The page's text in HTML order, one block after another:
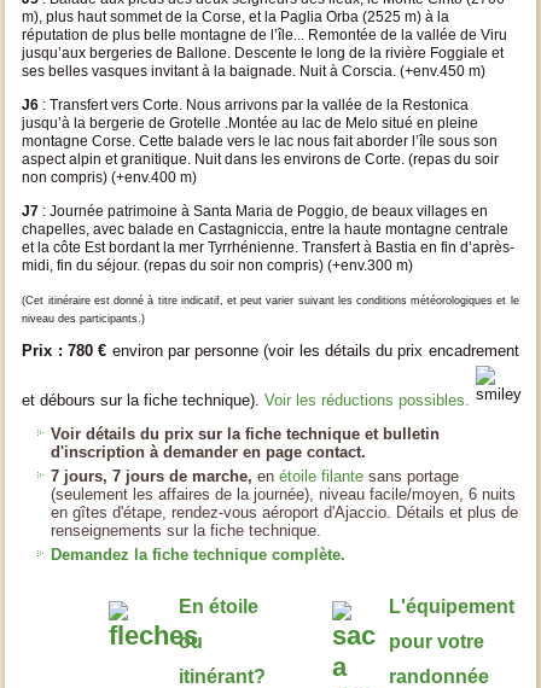
m), plus haut sommet de la Corse, et la Paglia Orba (2525 m) à la
réputation de plus belle montagne de l’île... Remontée de la vallée de Viru
jusqu’aux bergeries de Ballone. Descente le long de la rivière Foggiale et
ses belles vasques invitant à la baignade. Nuit à Corscia. (+env.450 m)
J6 : Transfert vers Corte. Nous arrivons par la vallée de la Restonica
jusqu’à la bergerie de Grotelle .Montée au lac de Melo situé en pleine
montagne Corse. Cette balade vers le lac nous fait aborder l’île sous son
aspect alpin et granitique. Nuit dans les environs de Corte. (repas du soir
non compris) (+env.400 m)
J7 : Journée patrimoine à Santa Maria de Poggio, de beaux villages en
chapelles, avec balade en Castagniccia, entre la haute montagne centrale
et la côte Est bordant la mer Tyrrhénienne. Transfert à Bastia en fin d’après-
midi, fin du séjour. (repas du soir non compris) (+env.300 m)
(Cet itinéraire est donné à titre indicatif, et peut varier suivant les conditions météorologiques et le
niveau des participants.)
Prix : 780 € environ par personne (voir les détails du prix encadrement
et débours sur la fiche technique).Voir les réductions possibles.
Voir détails du prix sur la fiche technique et bulletin
d'inscription à demander en page contact.
7 jours, 7 jours de marche, enétoile filante sans portage
(seulement les affaires de la journée), niveau facile/moyen, 6 nuits
en gîtes d'étape, rendez-vous aéroport d'Ajaccio. Détails et plus de
renseignements sur la fiche technique.
Demandez la fiche technique complète.
En étoile
ou
itinérant?
L'équipement
pour votre
randonnée